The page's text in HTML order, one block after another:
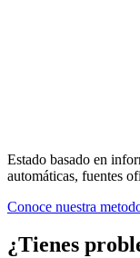
Estado basado en
automáticas, fuentes
Conoce nuestra
¿Tienes